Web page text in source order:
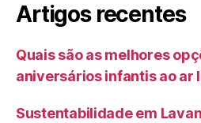
Artigos recentes
Quais são as melhores
aniversários infantis ao ar
Sustentabilidade em